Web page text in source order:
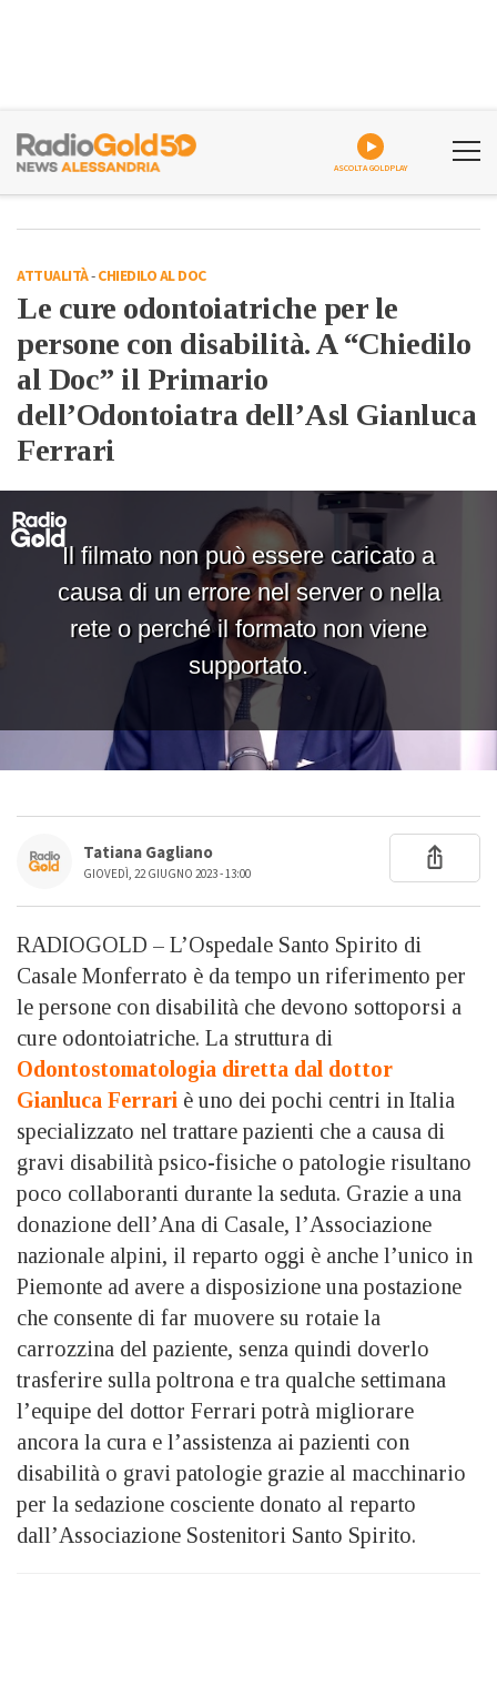
ASCOLTA GOLDPLAY
ATTUALITÀ-CHIEDILO AL DOC
Le cure odontoiatriche per le
persone con disabilità. A “Chiedilo
al Doc” il Primario
dell’Odontoiatra dell’Asl Gianluca
Ferrari
Tatiana Gagliano
GIOVEDÌ, 22 GIUGNO 2023 - 13:00
RADIOGOLD – L’Ospedale Santo Spirito di
Casale Monferrato è da tempo un riferimento per
le persone con disabilità che devono sottoporsi a
cure odontoiatriche. La struttura di
Odontostomatologia diretta dal dottor
Gianluca Ferrari è uno dei pochi centri in Italia
specializzato nel trattare pazienti che a causa di
gravi disabilità psico-fisiche o patologie risultano
poco collaboranti durante la seduta. Grazie a una
donazione dell’Ana di Casale, l’Associazione
nazionale alpini, il reparto oggi è anche l’unico in
Piemonte ad avere a disposizione una postazione
che consente di far muovere su rotaie la
carrozzina del paziente, senza quindi doverlo
trasferire sulla poltrona e tra qualche settimana
l’equipe del dottor Ferrari potrà migliorare
ancora la cura e l’assistenza ai pazienti con
disabilità o gravi patologie grazie al macchinario
per la sedazione cosciente donato al reparto
dall’Associazione Sostenitori Santo Spirito.